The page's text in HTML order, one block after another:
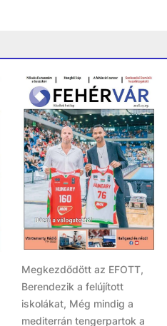
Megkezdődött az EFOTT,
Berendezik a felújított
iskolákat, Még mindig a
mediterrán tengerpartok a